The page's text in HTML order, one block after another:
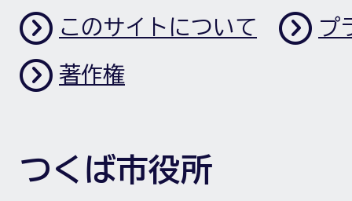
このサイトについて プ
著作権
つくば市役所